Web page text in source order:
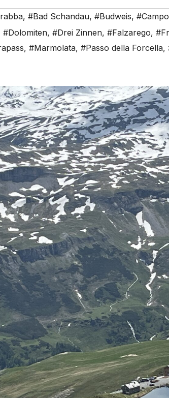
, #Bad Schandau, #Budweis,
#Dolomiten, #Drei Zinnen, #Falzarego,
, #Marmolata, #Passo della Forcella,